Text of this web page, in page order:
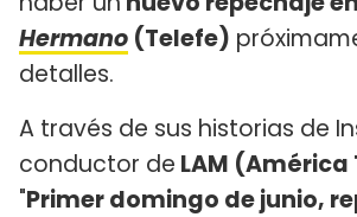
Hermano (Telefe)
detalles.
A través de sus historias de
conductor de LAM (América
"Primer domingo de junio,